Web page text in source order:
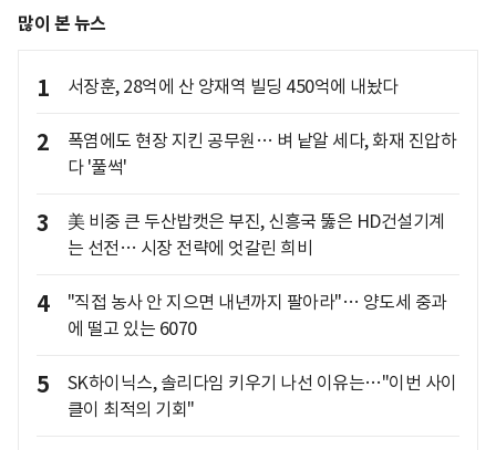
많이 본 뉴스
1 서장훈, 28억에 산 양재역 빌딩 450억에 내놨다
2
폭염에도 현장 지킨 공무원… 벼 낱알 세다, 화재 진압하
다 '풀썩'
3
美 비중 큰 두산밥캣은 부진, 신흥국 뚫은 HD건설기계
는 선전… 시장 전략에 엇갈린 희비
4
"직접 농사 안 지으면 내년까지 팔아라"… 양도세 중과
에 떨고 있는 6070
5
SK하이닉스, 솔리다임 키우기 나선 이유는…"이번 사이
클이 최적의 기회"